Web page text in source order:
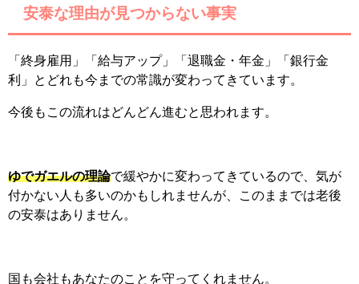
安泰な理由が見つからない事実
「終身雇用」「給与アップ」「退職金・年金」「銀行金
利」とどれも今までの常識が変わってきています。
今後もこの流れはどんどん進むと思われます。
ゆでガエルの理論で緩やかに変わってきているので、気が
付かない人も多いのかもしれませんが、このままでは老後
の安泰はありません。
国も会社もあなたのことを守ってくれません。